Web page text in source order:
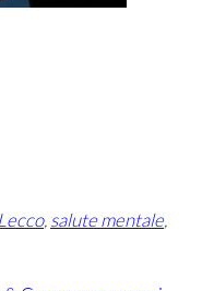
Lecco, salute mentale